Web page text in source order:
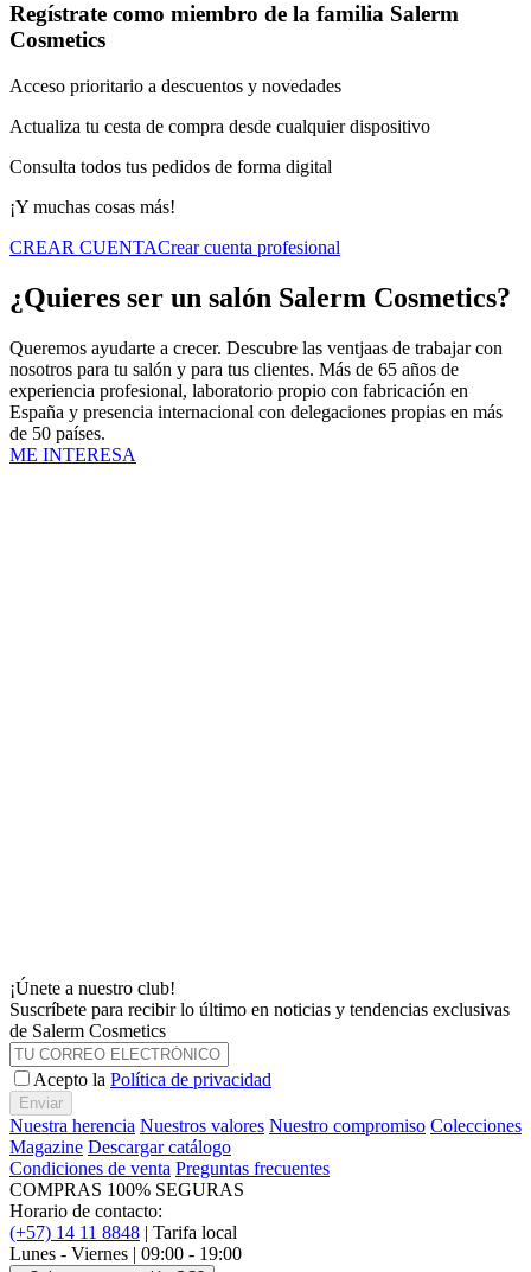
Regístrate como miembro de la familia Salerm
Cosmetics
Acceso prioritario a descuentos y novedades
Actualiza tu cesta de compra desde cualquier dispositivo
Consulta todos tus pedidos de forma digital
¡Y muchas cosas más!
CREAR CUENTACrear cuenta profesional
¿Quieres ser un salón Salerm Cosmetics?
Queremos ayudarte a crecer. Descubre las ventjaas de trabajar con
nosotros para tu salón y para tus clientes. Más de 65 años de
experiencia profesional, laboratorio propio con fabricación en
España y presencia internacional con delegaciones propias en más
de 50 países.
ME INTERESA
¡Únete a nuestro club!
Suscríbete para recibir lo último en noticias y tendencias exclusivas
de Salerm Cosmetics
Acepto la Política de privacidad
Enviar
Nuestra herencia Nuestros valores Nuestro compromiso Colecciones
Magazine Descargar catálogo
Condiciones de venta Preguntas frecuentes
COMPRAS 100% SEGURAS
Horario de contacto:
(+57) 14 11 8848 | Tarifa local
Lunes - Viernes | 09:00 - 19:00